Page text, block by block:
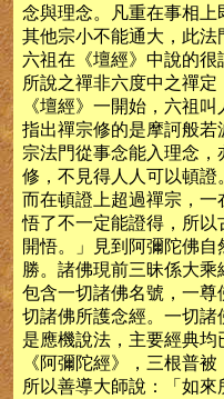
念與理念。凡重在事相上
其他宗小不能通大，此法
六祖在《壇經》中說的
所說之禪非六度中之禪
《壇經》一開始，六祖
指出禪宗修的是摩訶般
宗法門從事念能入理念
修，不見得人人可以頓證
而在頓證上超過禪宗，一
悟了不一定能證得，所
開悟。」見到阿彌陀佛
勝。諸佛現前三昧係大
包含一切諸佛名號，一
切諸佛所護念經。一切
是應機說法，主要經典
《阿彌陀經》，三根普
所以善導大師說：「如